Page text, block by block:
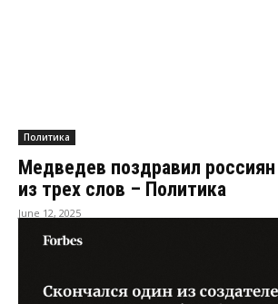
Политика
Медведев поздравил
из трех слов – Политика
June 12, 2025